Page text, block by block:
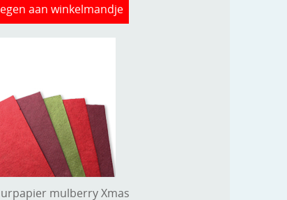
aan winkelmandje
mulberry Xmas